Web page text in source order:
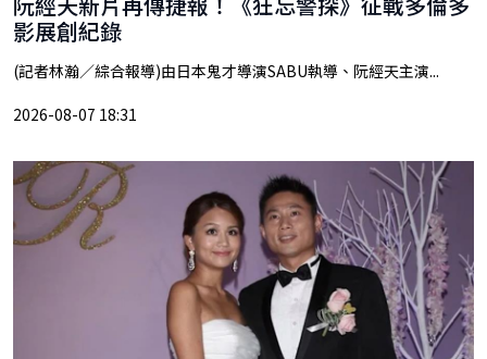
影展創紀錄
(記者林瀚／綜合報導)由日本鬼才導演SABU執導、阮經天主演...
2026-08-07 18:31